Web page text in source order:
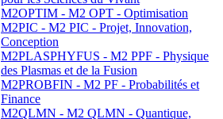
M2OPTIM - M2 OPT - Optimisation
M2PIC - M2 PIC - Projet, Innovation,
Conception
M2PLASPHYFUS - M2 PPF - Physique
des Plasmas et de la Fusion
M2PROBFIN - M2 PF - Probabilités et
Finance
M2QLMN - M2 QLMN - Quantique,